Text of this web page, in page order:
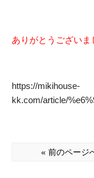
ありがとうございま
https://mikihouse-
kk.com/article/
« 前のページ